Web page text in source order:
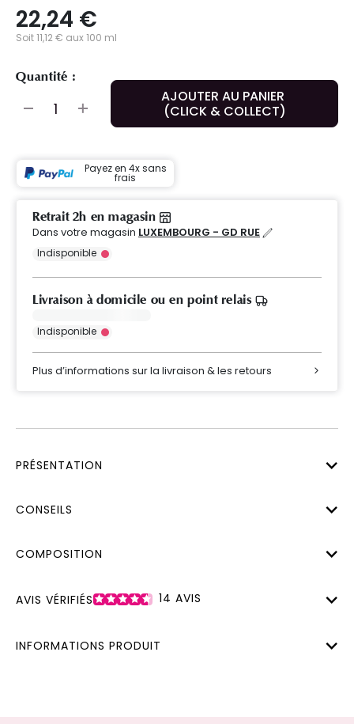
22,24 €
Soit 11,12 € aux 100 ml
Quantité :
AJOUTER AU PANIER
(CLICK & COLLECT)
Payez en 4x sans
frais
Retrait 2h en magasin
Dans votre magasin LUXEMBOURG - GD RUE
Indisponible
Livraison à domicile ou en point relais
Indisponible
Plus d’informations sur la livraison & les retours
PRÉSENTATION
CONSEILS
COMPOSITION
AVIS VÉRIFIÉS 14 AVIS
INFORMATIONS PRODUIT